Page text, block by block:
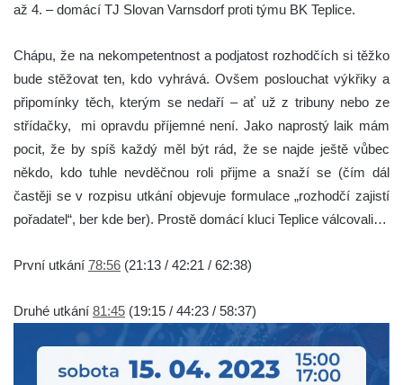
až 4. – domácí TJ Slovan Varnsdorf proti týmu BK Teplice.
Chápu, že na nekompetentnost a podjatost rozhodčích si těžko
bude stěžovat ten, kdo vyhrává. Ovšem poslouchat výkřiky a
připomínky těch, kterým se nedaří – ať už z tribuny nebo ze
střídačky, mi opravdu příjemné není. Jako naprostý laik mám
pocit, že by spíš každý měl být rád, že se najde ještě vůbec
někdo, kdo tuhle nevděčnou roli přijme a snaží se (čím dál
častěji se v rozpisu utkání objevuje formulace „rozhodčí zajistí
pořadatel“, ber kde ber). Prostě domácí kluci Teplice válcovali…
První utkání 78:56 (21:13 / 42:21 / 62:38)
Druhé utkání 81:45 (19:15 / 44:23 / 58:37)